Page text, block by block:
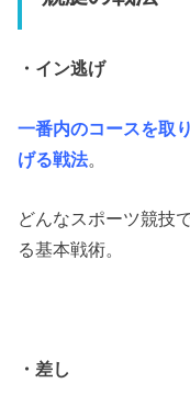
・イン逃げ
一番内のコースを取
げる戦法。
どんなスポーツ競技
る基本戦術。
・差し